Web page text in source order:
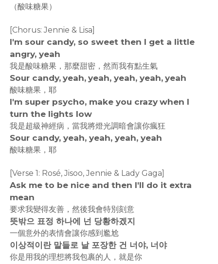
（酸味糖果）
[Chorus: Jennie & Lisa]
I'm sour candy, so sweet then I get a little
angry, yeah
我是酸味糖果，那麼甜密，然而我有點生氣
Sour candy, yeah, yeah, yeah, yeah, yeah
酸味糖果，耶
I'm super psycho, make you crazy when I
turn the lights low
我是超級神經病，當我將燈光調暗會讓你瘋狂
Sour candy, yeah, yeah, yeah, yeah
酸味糖果，耶
[Verse 1: Rosé, Jisoo, Jennie & Lady Gaga]
Ask me to be nice and then I'll do it extra
mean
要求我變得友善，然後我會特別刻意
뜻밖으 표정 하나에 넌 당황하겠지
一個意外的表情會讓你感到尷尬
이상적이란 말들로 날 포장한 건 너야, 너야
你是用我的理想將我包裹的人，就是你